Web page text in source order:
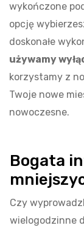
wykończone
opcję
doskonałe
używamy
korzystamy z
Twoje nowe
nowoczesne.
Bogata
Czy
wielogodzinne